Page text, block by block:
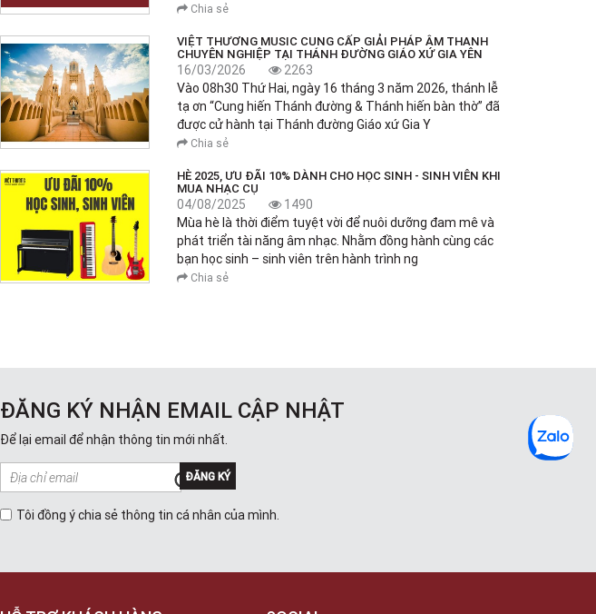
Chia sẻ
VIỆT THƯƠNG MUSIC CUNG CẤP GIẢI PHÁP ÂM THANH
CHUYÊN NGHIỆP TẠI THÁNH ĐƯỜNG GIÁO XỨ GIA YÊN
16/03/2026
2263
Vào 08h30 Thứ Hai, ngày 16 tháng 3 năm 2026, thánh lễ
tạ ơn “Cung hiến Thánh đường & Thánh hiến bàn thờ” đã
được cử hành tại Thánh đường Giáo xứ Gia Y
Chia sẻ
HÈ 2025, ƯU ĐÃI 10% DÀNH CHO HỌC SINH - SINH VIÊN KHI
MUA NHẠC CỤ
04/08/2025
1490
Mùa hè là thời điểm tuyệt vời để nuôi dưỡng đam mê và
phát triển tài năng âm nhạc. Nhằm đồng hành cùng các
bạn học sinh – sinh viên trên hành trình ng
Chia sẻ
ĐĂNG KÝ NHẬN EMAIL CẬP NHẬT
Để lại email để nhận thông tin mới nhất.
ĐĂNG KÝ
Tôi đồng ý chia sẻ thông tin cá nhân của mình.